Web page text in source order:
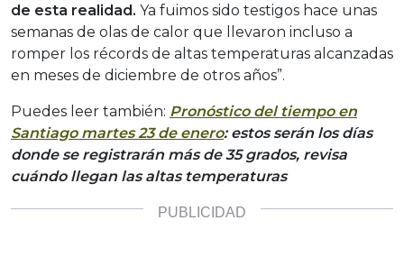
de esta realidad. Ya fuimos sido testigos hace unas
semanas de olas de calor que llevaron incluso a
romper los récords de altas temperaturas alcanzadas
en meses de diciembre de otros años”.
Puedes leer también: Pronóstico del tiempo en
Santiago martes 23 de enero: estos serán los días
donde se registrarán más de 35 grados, revisa
cuándo llegan las altas temperaturas